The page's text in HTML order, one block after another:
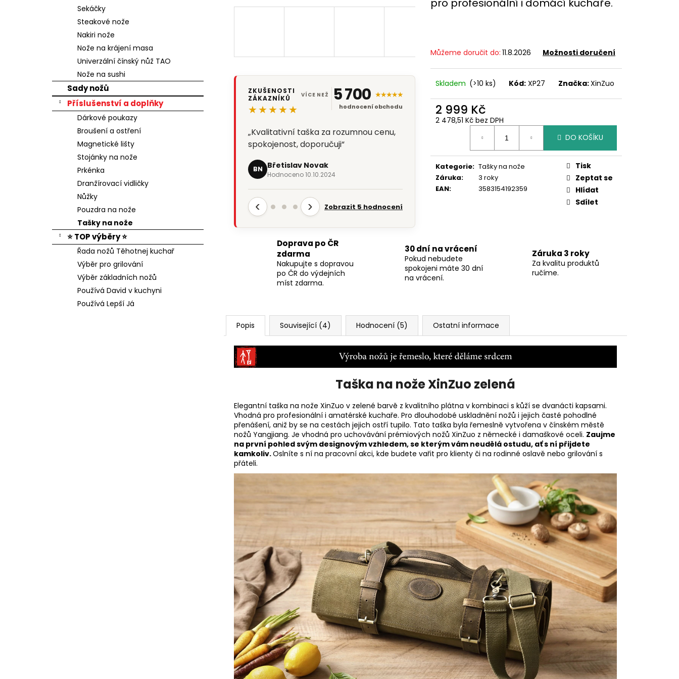
Sekáčky
Steakové nože
Nakiri nože
Nože na krájení masa
Univerzální čínský nůž TAO
Nože na sushi
Sady nožů
Příslušenství a doplňky
Dárkové poukazy
Broušení a ostření
Magnetické lišty
Stojánky na nože
Prkénka
Dranžírovací vidličky
Nůžky
Pouzdra na nože
Tašky na nože
⭐ TOP výběry ⭐
Řada nožů Těhotnej kuchař
Výběr pro grilování
Výběr základních nožů
Používá David v kuchyni
Používá Lepší Já
Můžeme doručit do: 11.8.2026 Možnosti doručení
Skladem (>10 ks) Kód: XP27 Značka:XinZuo
2 999 Kč
2 478,51 Kč bez DPH
DO KOŠÍKU
Kategorie: Tašky na nože
Záruka:
3 roky
EAN: 3583154192359
Tisk
Zeptat se
Hlídat
Sdílet
ZKUŠENOSTI
ZÁKAZNÍKŮ
★★★★★
„Taška je super. Konečně správná
velikost. Jiné obchody deklarují něco a
mi…“
Aleš Sýkora
Hodnoceno 30.4.2024
VÍCE NEŽ 5 700 ★★★★★
hodnocení obchodu
‹ › Zobrazit 5 hodnocení
Doprava po ČR
zdarma
Nakupujte s dopravou
30 dní na vrácení
Pokud nebudete
Záruka 3 roky
Popis Ostatní informace
Taška na nože XinZuo zelená
Elegantní taška na nože XinZuo v zelené barvě z kvalitního plátna v kombinaci s kůží se dvanácti kapsami.
Vhodná pro profesionální i amatérské kuchaře. Pro dlouhodobé uskladnění nožů i jejich časté pohodlné
přenášení, aniž by se na cestách jejich ostří tupilo. Tato taška byla řemeslně vytvořena v čínském městě
nožůYangjiang. Je vhodná pro uchovávání prémiových nožů XinZuo z německé i damaškové oceli.Zaujme
na první pohled svým designovým vzhledem, se kterým vám neudělá ostudu, ať s ní přijdete
Oslníte s ní na pracovní akci, kde budete vařit pro klienty či na rodinné oslavě nebo grilování s